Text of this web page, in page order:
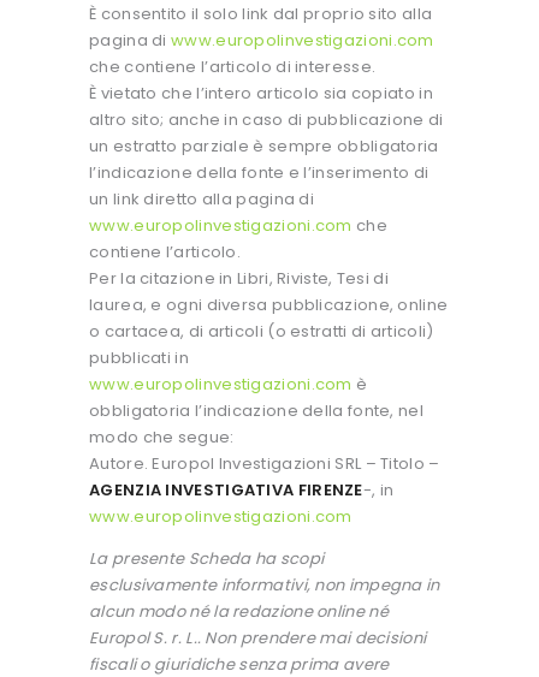
È consentito il solo link dal proprio sito alla
pagina di www.europolinvestigazioni.com
che contiene l’articolo di interesse.
È vietato che l’intero articolo sia copiato in
altro sito; anche in caso di pubblicazione di
un estratto parziale è sempre obbligatoria
l’indicazione della fonte e l’inserimento di
un link diretto alla pagina di
www.europolinvestigazioni.com che
contiene l’articolo.
Per la citazione in Libri, Riviste, Tesi di
laurea, e ogni diversa pubblicazione, online
o cartacea, di articoli (o estratti di articoli)
pubblicati in
www.europolinvestigazioni.com è
obbligatoria l’indicazione della fonte, nel
modo che segue:
Autore. Europol Investigazioni SRL – Titolo –
AGENZIA INVESTIGATIVA FIRENZE-, in
www.europolinvestigazioni.com
La presente Scheda ha scopi
esclusivamente informativi, non impegna in
alcun modo né la redazione online né
Europol S. r. L.. Non prendere mai decisioni
fiscali o giuridiche senza prima avere